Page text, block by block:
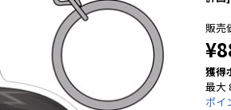
販売
獲得
最大
ポイ